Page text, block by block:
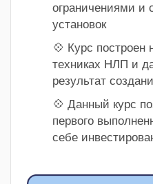
ограничениями и
установок
💠 Курс построен
техниках НЛП и
результат
💠 Данный курс
первого
себе